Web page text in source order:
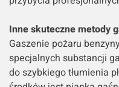
Inne skuteczne metody
Gaszenie pożaru
specjalnych substancji
do szybkiego tłumienia